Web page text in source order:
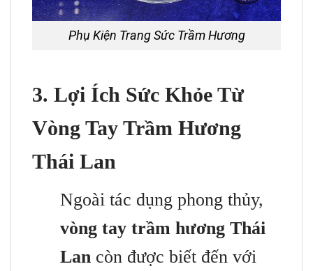
Phụ Kiện Trang Sức Trầm Hương
3. Lợi Ích Sức Khỏe Từ
Vòng Tay Trầm Hương
Thái Lan
Ngoài tác dụng phong thủy,
vòng tay trầm hương Thái
Lan còn được biết đến với